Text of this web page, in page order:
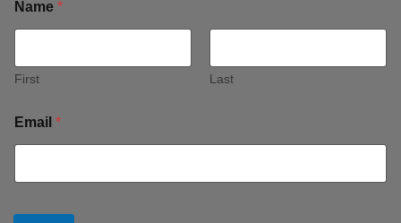
Name *
First Last
Email *